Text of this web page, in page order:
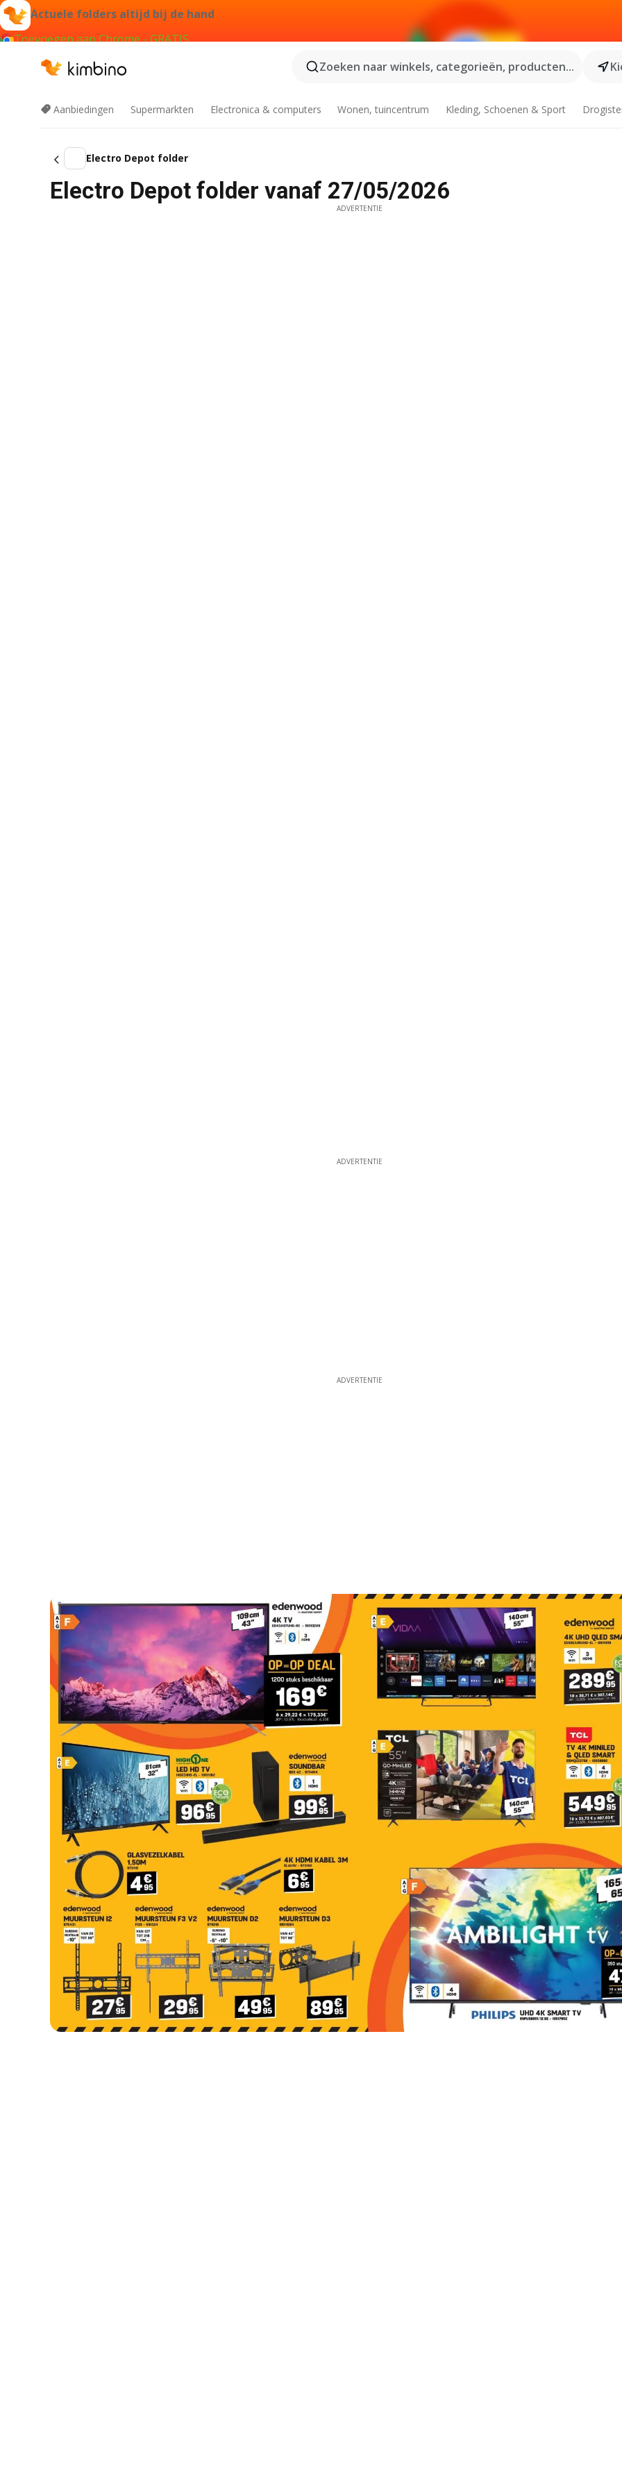
Actuele folders altijd bij de hand
Toevoegen aan Chrome - GRATIS
Zoeken naar winkels, categorieën, producten...
Aanbiedingen Supermarkten Electronica & computers Wonen, tuincentrum Kleding, Schoenen & Sport
Electro Depot folder
Electro Depot folder vanaf 27/05/2026
ADVERTENTIE
ADVERTENTIE
ADVERTENTIE